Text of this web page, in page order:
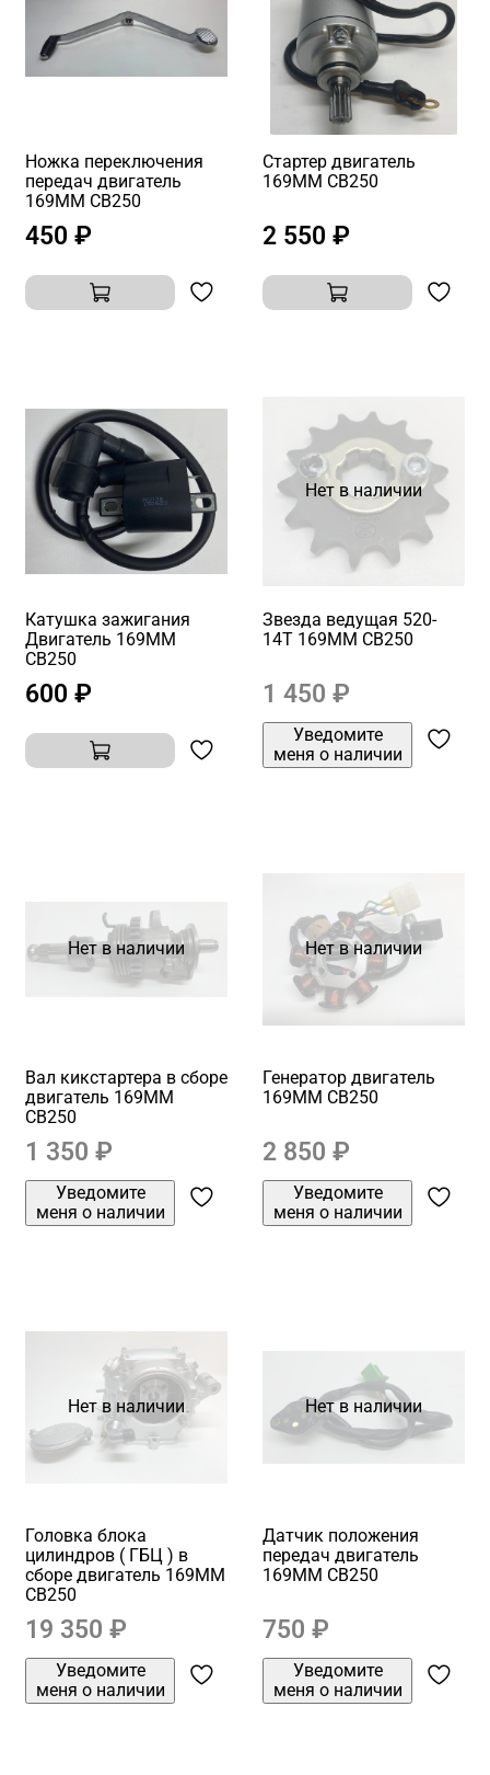
Ножка переключения
передач двигатель
169MM CB250
450 ₽
Стартер двигатель
169MM CB250
2 550 ₽
Катушка зажигания
Двигатель 169MM
CB250
600 ₽
Нет в наличии
Звезда ведущая 520-
14Т 169MM CB250
1 450 ₽
Уведомите
меня о наличии
Нет в наличии
Вал кикстартера в сборе
двигатель 169MM
CB250
1 350 ₽
Уведомите
меня о наличии
Нет в наличии
Генератор двигатель
169MM CB250
2 850 ₽
Уведомите
меня о наличии
Нет в наличии
Головка блока
цилиндров ( ГБЦ ) в
сборе двигатель 169MM
CB250
19 350 ₽
Уведомите
меня о наличии
Нет в наличии
Датчик положения
передач двигатель
169MM CB250
750 ₽
Уведомите
меня о наличии